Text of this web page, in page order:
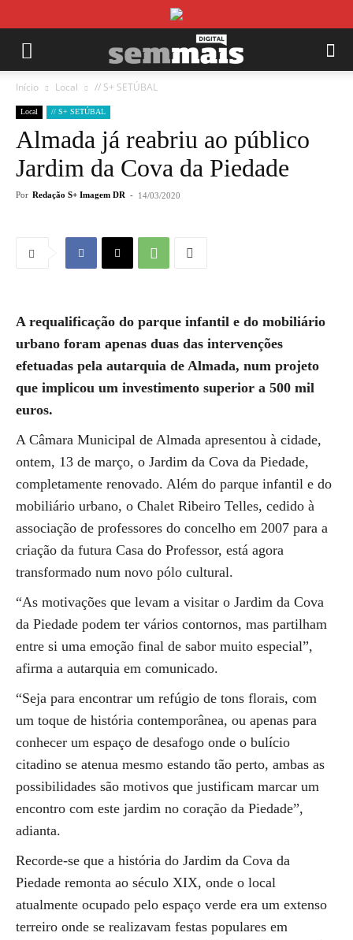
Início Local // S+ SETÚBAL
Local // S+ SETÚBAL
Almada já reabriu ao público
Jardim da Cova da Piedade
Por Redação S+ Imagem DR - 14/03/2020
A requalificação do parque infantil e do mobiliário
urbano foram apenas duas das intervenções
efetuadas pela autarquia de Almada, num projeto
que implicou um investimento superior a 500 mil
euros.
A Câmara Municipal de Almada apresentou à cidade,
ontem, 13 de março, o Jardim da Cova da Piedade,
completamente renovado. Além do parque infantil e do
mobiliário urbano, o Chalet Ribeiro Telles, cedido à
associação de professores do concelho em 2007 para a
criação da futura Casa do Professor, está agora
transformado num novo pólo cultural.
“As motivações que levam a visitar o Jardim da Cova
da Piedade podem ter vários contornos, mas partilham
entre si uma emoção final de sabor muito especial”,
afirma a autarquia em comunicado.
“Seja para encontrar um refúgio de tons florais, com
um toque de história contemporânea, ou apenas para
conhecer um espaço de desafogo onde o bulício
citadino se atenua mesmo estando tão perto, ambas as
possibilidades são motivos que justificam marcar um
encontro com este jardim no coração da Piedade”,
adianta.
Recorde-se que a história do Jardim da Cova da
Piedade remonta ao século XIX, onde o local
atualmente ocupado pelo espaço verde era um extenso
terreiro onde se realizavam festas populares em